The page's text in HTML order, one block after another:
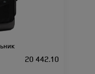
20 442.10